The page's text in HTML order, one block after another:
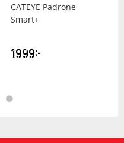
CATEYE Padrone
Smart+
1999kr